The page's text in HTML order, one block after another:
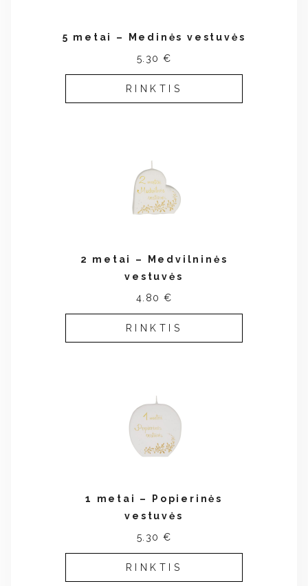
5 metai – Medinės vestuvės
5.30 €
RINKTIS
2 metai – Medvilninės
vestuvės
4.80 €
RINKTIS
1 metai – Popierinės
vestuvės
5.30 €
RINKTIS